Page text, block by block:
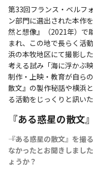
第33回フランス・ベルフ
ン部門に選出された本作
然と想像』（2021年）で
まれ、この地で長らく活
浜の本牧地区にて撮影し
考える試み「海に浮かぶ
制作・上映・教育が自ら
散文』の製作秘話や横浜
る活動をじっくりと訊いた
『ある惑星の散文
――『ある惑星の散文』を
なかったとお聞きしまし
ょうか？